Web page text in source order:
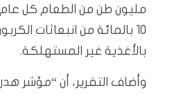
10 بالمائة من انبعاثات
بالأغذية غير المستهلكة.
وأضاف التقرير، أن “مؤشر